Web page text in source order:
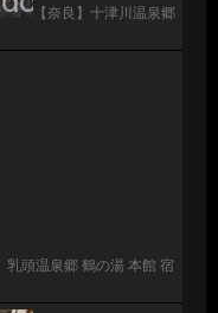
【奈良】十津川温泉郷
乳頭温泉郷 鶴の湯 本館 宿